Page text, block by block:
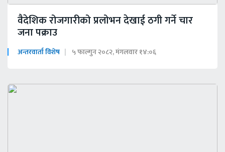
वैदेशिक रोजगारीको प्रलोभन देखाई ठगी गर्ने चार
जना पक्राउ
अन्तरवार्ता विशेष ५ फाल्गुन २०८२, मंगलवार १४:०६